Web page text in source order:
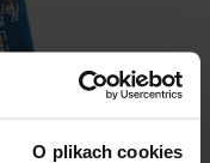
O plikach cookies